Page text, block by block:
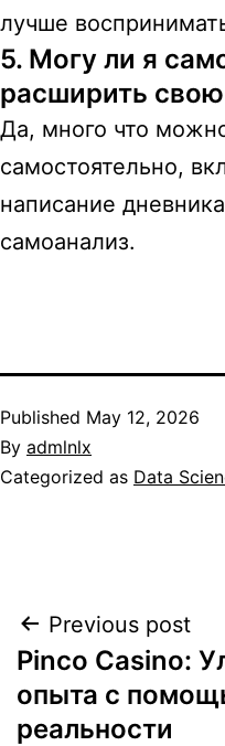
лучше
5. Могу ли я
расширить
Да, много что
самостоятельно,
написание
самоанализ.
Published May 12, 2026
By admlnlx
Categorized as Data
Post
navigation
Previous post
Pinco Casino:
опыта с
реальности